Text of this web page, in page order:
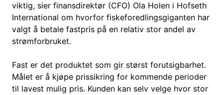
viktig, sier finansdirektør (CFO) Ola Holen i Hofseth
International om hvorfor fiskeforedlingsgiganten har
valgt å betale fastpris på en relativ stor andel av
strømforbruket.
Fast er det produktet som gir størst forutsigbarhet.
Målet er å kjøpe prissikring for kommende perioder
til lavest mulig pris. Kunden kan selv velge hvor stor